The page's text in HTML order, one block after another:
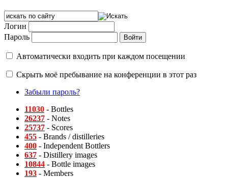
Логин
Пароль
Автоматически входить при каждом посещении
Скрыть моё пребывание на конференции в этот раз
Забыли пароль?
11030 - Bottles
26237 - Notes
25737 - Scores
455 - Brands / distilleries
400 - Independent Bottlers
637 - Distillery images
10844 - Bottle images
193 - Members